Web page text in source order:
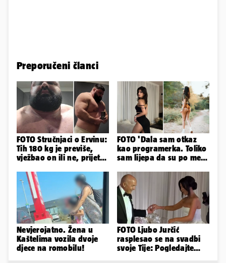
Preporučeni članci
FOTO Stručnjaci o Ervinu:
Tih 180 kg je previše,
vježbao on ili ne, prijete
mu mnoge komplikacije
FOTO 'Dala sam otkaz
kao programerka. Toliko
sam lijepa da su po meni
napravili lutku'